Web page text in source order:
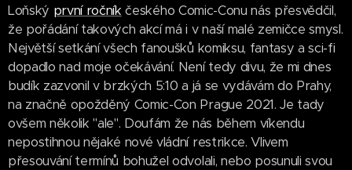
Loňský první ročník českého Comic-Conu nás přesvědčil,
že pořádání takových akcí má i v naší malé zemičce smysl.
Největší setkání všech fanoušků komiksu, fantasy a sci-fi
dopadlo nad moje očekávání. Není tedy divu, že mi dnes
budík zazvonil v brzkých 5:10 a já se vydávám do Prahy,
na značně opožděný Comic-Con Prague 2021. Je tady
ovšem několik "ale". Doufám že nás během víkendu
nepostihnou nějaké nové vládní restrikce. Vlivem
přesouvání termínů bohužel odvolali, nebo posunuli svou